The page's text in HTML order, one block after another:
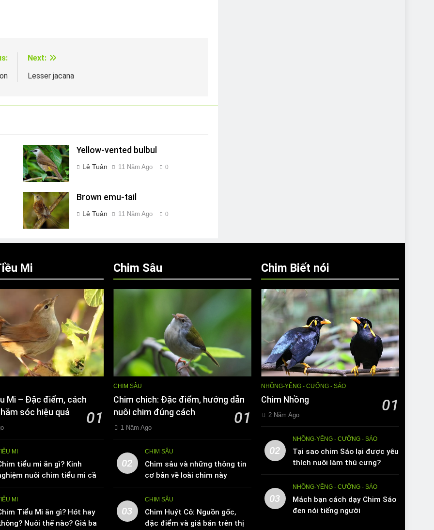
Next:
Lesser jacana
Yellow-vented bulbul
Lê Tuân 11 Năm Ago 0
Brown emu-tail
Lê Tuân 11 Năm Ago 0
Mi
Mi – Đặc điểm, cách
sóc hiệu quả
01
MI
tiểu mi ăn gì? Kinh
nuôi chim tiểu mi cần
MI
Tiểu Mi ăn gì? Hót hay
Nuôi thế nào? Giá bao
Chim Sâu
CHIM SÂU
Chim chích: Đặc điểm, hướng dẫn
nuôi chim đúng cách
01
1 Năm Ago
02
CHIM SÂU
Chim sâu và những thông tin
cơ bản về loài chim này
03
CHIM SÂU
Chim Huýt Cô: Nguồn gốc,
đặc điểm và giá bán trên thị
Chim Biết nói
NHỒNG-YỂNG - CƯỠNG - SÁO
Chim Nhồng 01
2 Năm Ago
02
NHỒNG-YỂNG - CƯỠNG - SÁO
Tại sao chim Sáo lại được yêu
thích nuôi làm thú cưng?
03
NHỒNG-YỂNG - CƯỠNG - SÁO
Mách bạn cách dạy Chim Sáo
đen nói tiếng người